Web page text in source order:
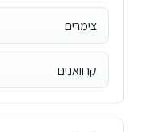
צימרים
קרוואנים